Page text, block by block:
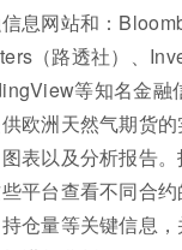
息网站和：
（路透社）、
等知名金融
欧洲天然气期货
表以及分析报告
平台查看不同合
仓量等关键信息